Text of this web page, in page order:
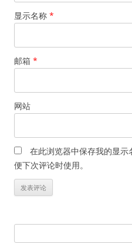
显示名称 *
邮箱 *
网站
在此浏览器中保存我的显
便下次评论时使用。
索：